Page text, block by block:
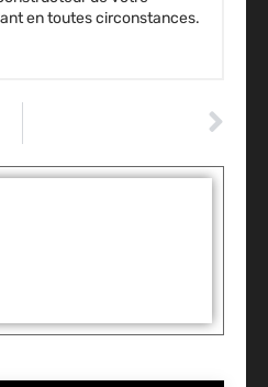
en toutes circonstances.